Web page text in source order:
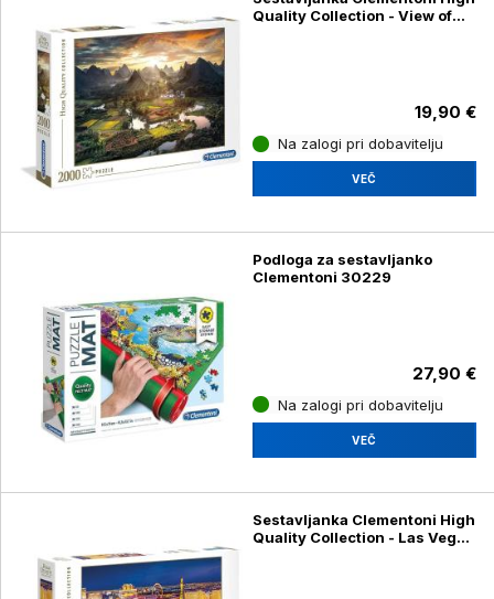
Quality Collection - View of
19,90 €
Na zalogi pri dobavitelju
VEČ
Podloga za sestavljanko
Clementoni 30229
27,90 €
Na zalogi pri dobavitelju
VEČ
Sestavljanka Clementoni High
Quality Collection - Las Vegas